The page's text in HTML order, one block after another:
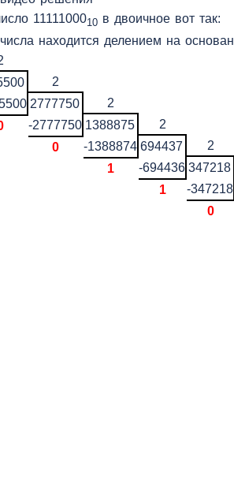
1111100010в двоичное вот так:
находится делением на
2
2777750
2
-2777750 1388875
2
0
-1388874 694437
2
1
-694436 347218
1
-347218
0